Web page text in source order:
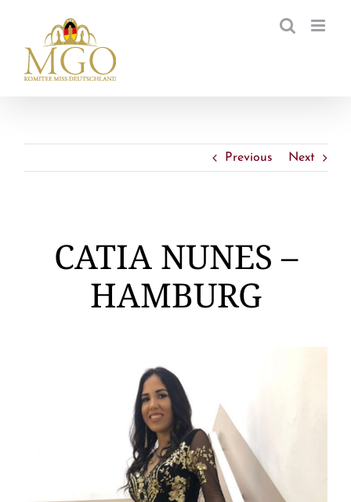
springen
Previous Next
CATIA NUNES –
HAMBURG